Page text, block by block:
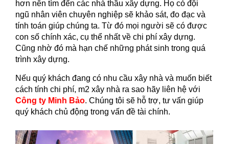
hơn nên tìm đến các nhà thầu xây dựng. Họ có đội
ngũ nhân viên chuyên nghiệp sẽ khảo sát, đo đạc và
tính toán giúp chúng ta. Từ đó mọi người sẽ có được
con số chính xác, cụ thể nhất về chi phí xây dựng.
Cũng nhờ đó mà hạn chế những phát sinh trong quá
trình xây dựng.
Nếu quý khách đang có nhu cầu xây nhà và muốn biết
cách tính chi phí, m2 xây nhà ra sao hãy liên hệ với
Công ty Minh Bảo. Chúng tôi sẽ hỗ trợ, tư vấn giúp
quý khách chủ động trong vấn đề tài chính.